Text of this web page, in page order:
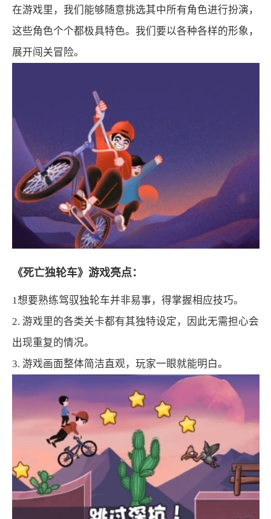
在游戏里，我们能够随意挑选其中所有角色进行扮演，
这些角色个个都极具特色。我们要以各种各样的形象，
展开闯关冒险。
《死亡独轮车》游戏亮点：
1想要熟练驾驭独轮车并非易事，得掌握相应技巧。
2. 游戏里的各类关卡都有其独特设定，因此无需担心会
出现重复的情况。
3. 游戏画面整体简洁直观，玩家一眼就能明白。